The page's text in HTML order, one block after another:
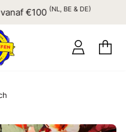
€100 (NL, BE & DE)